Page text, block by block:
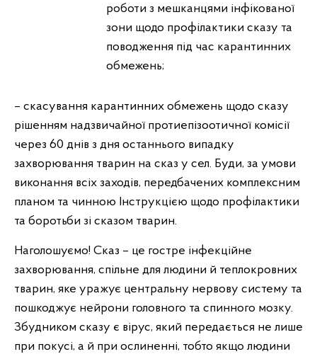
роботи з мешканцями інфікованої
зони щодо профілактики сказу та
поводження під час карантинних
обмежень;
– скасування карантинних обмежень щодо сказу
рішенням надзвичайної протиепізоотичної комісії
через 60 днів з дня останнього випадку
захворювання тварин на сказ у сел. Буди, за умови
виконання всіх заходів, передбачених комплексним
планом та чинною Інструкцією щодо профілактики
та боротьби зі сказом тварин.
Наголошуємо! Сказ – це гостре інфекційне
захворювання, спільне для людини й теплокровних
тварин, яке уражує центральну нервову систему та
пошкоджує нейрони головного та спинного мозку.
Збудником сказу є вірус, який передається не лише
при покусі, а й при ослиненні, тобто якщо людини